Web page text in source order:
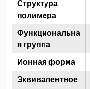
Структура
полимера
Функциональна
я группа
Ионная форма
Эквивалентное